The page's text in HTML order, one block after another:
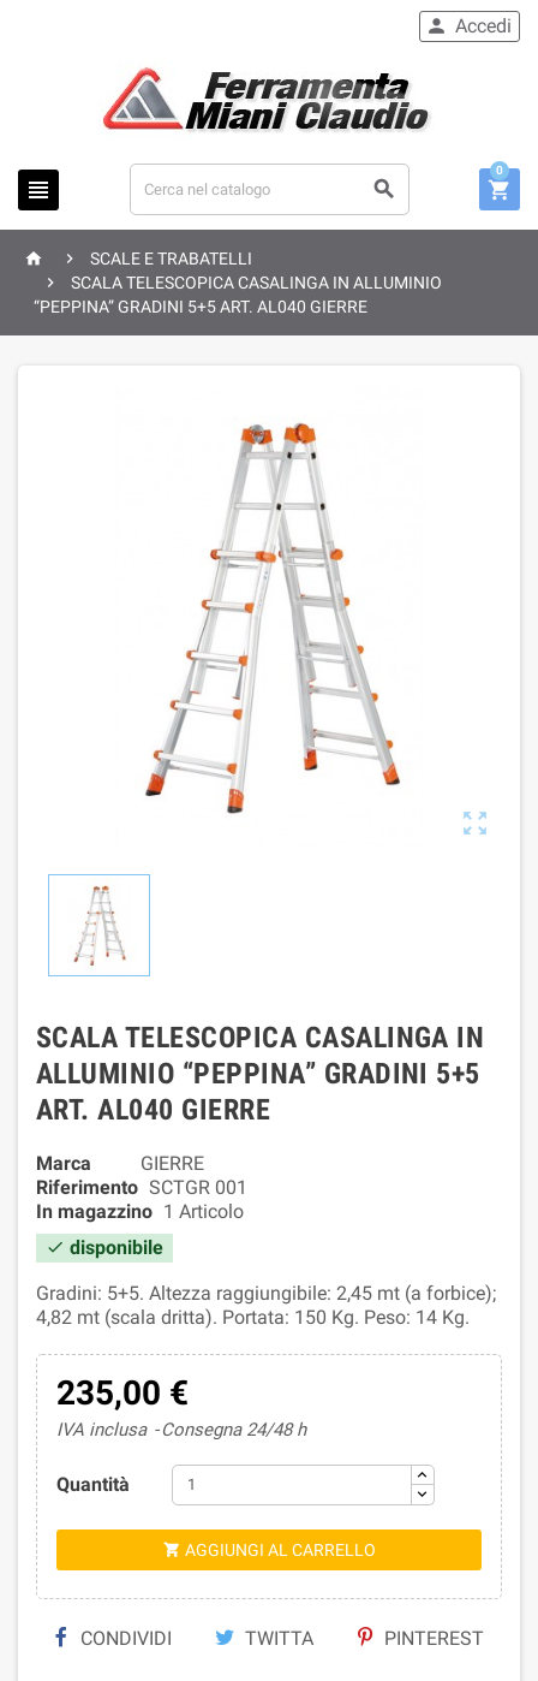
 
 Accedi

0
 
SCALE E TRABATELLI

SCALA TELESCOPICA CASALINGA IN ALLUMINIO
“PEPPINA” GRADINI 5+5 ART. AL040 GIERRE

SCALA TELESCOPICA CASALINGA IN
ALLUMINIO “PEPPINA” GRADINI 5+5
ART. AL040 GIERRE
Marca
GIERRE
Riferimento SCTGR 001
In magazzino 1 Articolo
 disponibile
Gradini: 5+5. Altezza raggiungibile: 2,45 mt (a forbice);
4,82 mt (scala dritta). Portata: 150 Kg. Peso: 14 Kg.
235,00 €
IVA inclusa Consegna 24/48 h
Quantità
 AGGIUNGI AL CARRELLO
CONDIVIDI TWITTA PINTEREST